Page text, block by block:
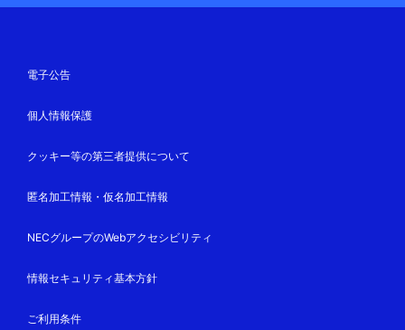
電子公告
個人情報保護
クッキー等の第三者提供について
匿名加工情報・仮名加工情報
NECグループのWebアクセシビリティ
情報セキュリティ基本方針
ご利用条件